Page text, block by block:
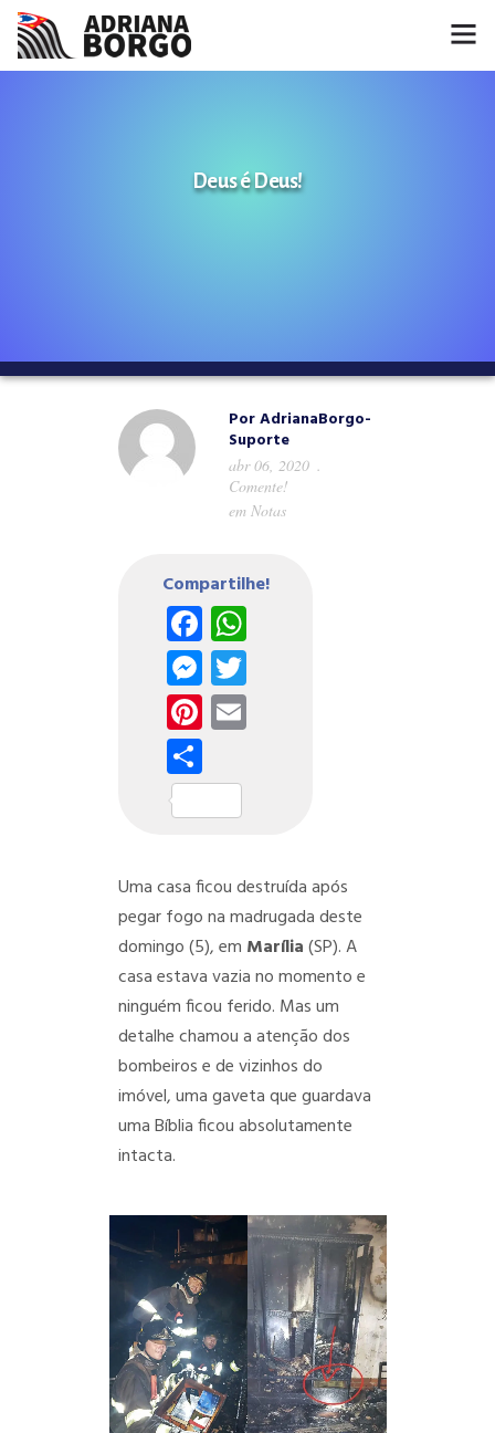
Deus é Deus!
PorAdrianaBorgo-
Suporte
abr 06, 2020
Comente!
em Notas
Compartilhe!
Facebook
WhatsApp
Messenger
Twitter
Pinterest
Email
Share
Uma casa ficou destruída após
pegar fogo na madrugada deste
domingo (5), em Marília(SP). A
casa estava vazia no momento e
ninguém ficou ferido. Mas um
detalhe chamou a atenção dos
bombeiros e de vizinhos do
imóvel, uma gaveta que guardava
uma Bíblia ficou absolutamente
intacta.